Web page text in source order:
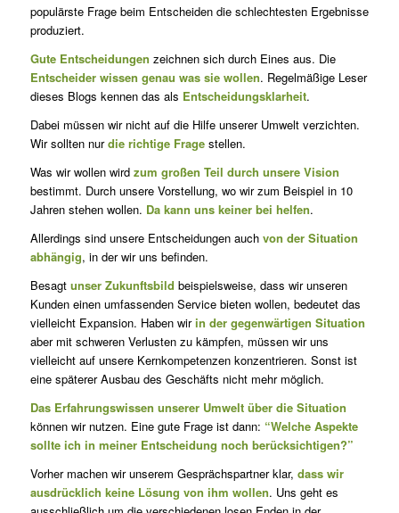
populärste Frage beim Entscheiden die schlechtesten Ergebnisse
produziert.
Gute Entscheidungen zeichnen sich durch Eines aus. Die
Entscheider wissen genau was sie wollen. Regelmäßige Leser
dieses Blogs kennen das als Entscheidungsklarheit.
Dabei müssen wir nicht auf die Hilfe unserer Umwelt verzichten.
Wir sollten nurdie richtige Fragestellen.
Was wir wollen wird zum großen Teil durch unsere Vision
bestimmt. Durch unsere Vorstellung, wo wir zum Beispiel in 10
Jahren stehen wollen. Da kann uns keiner bei helfen.
Allerdings sind unsere Entscheidungen auch von der Situation
abhängig, in der wir uns befinden.
Besagt unser Zukunftsbild beispielsweise, dass wir unseren
Kunden einen umfassenden Service bieten wollen, bedeutet das
vielleicht Expansion. Haben wirin der gegenwärtigen Situation
aber mit schweren Verlusten zu kämpfen, müssen wir uns
vielleicht auf unsere Kernkompetenzen konzentrieren. Sonst ist
eine späterer Ausbau des Geschäfts nicht mehr möglich.
Das Erfahrungswissen unserer Umwelt über die Situation
können wir nutzen. Eine gute Frage ist dann: “Welche Aspekte
sollte ich in meiner Entscheidung noch berücksichtigen?”
Vorher machen wir unserem Gesprächspartner klar, dass wir
ausdrücklich keine Lösung von ihm wollen. Uns geht es